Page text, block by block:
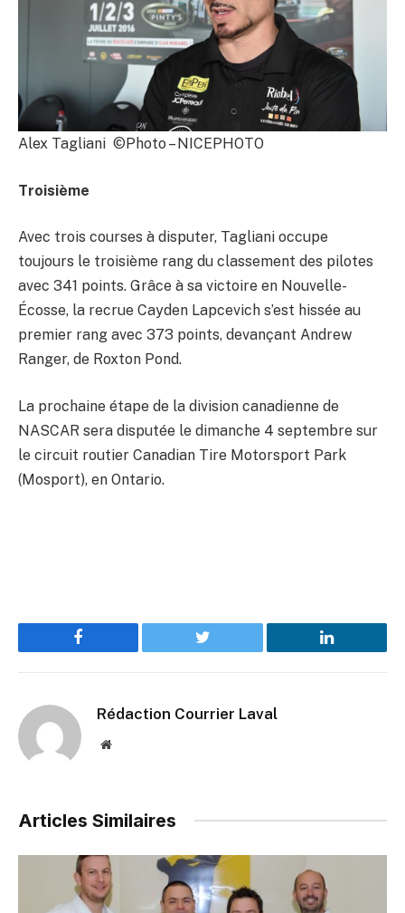
Alex Tagliani ©Photo – NICEPHOTO
Troisième
Avec trois courses à disputer, Tagliani occupe
toujours le troisième rang du classement des pilotes
avec 341 points. Grâce à sa victoire en Nouvelle-
Écosse, la recrue Cayden Lapcevich s’est hissée au
premier rang avec 373 points, devançant Andrew
Ranger, de Roxton Pond.
La prochaine étape de la division canadienne de
NASCAR sera disputée le dimanche 4 septembre sur
le circuit routier Canadian Tire Motorsport Park
(Mosport), en Ontario.
Facebook Twitter LinkedIn
Rédaction Courrier Laval
Website
Articles Similaires